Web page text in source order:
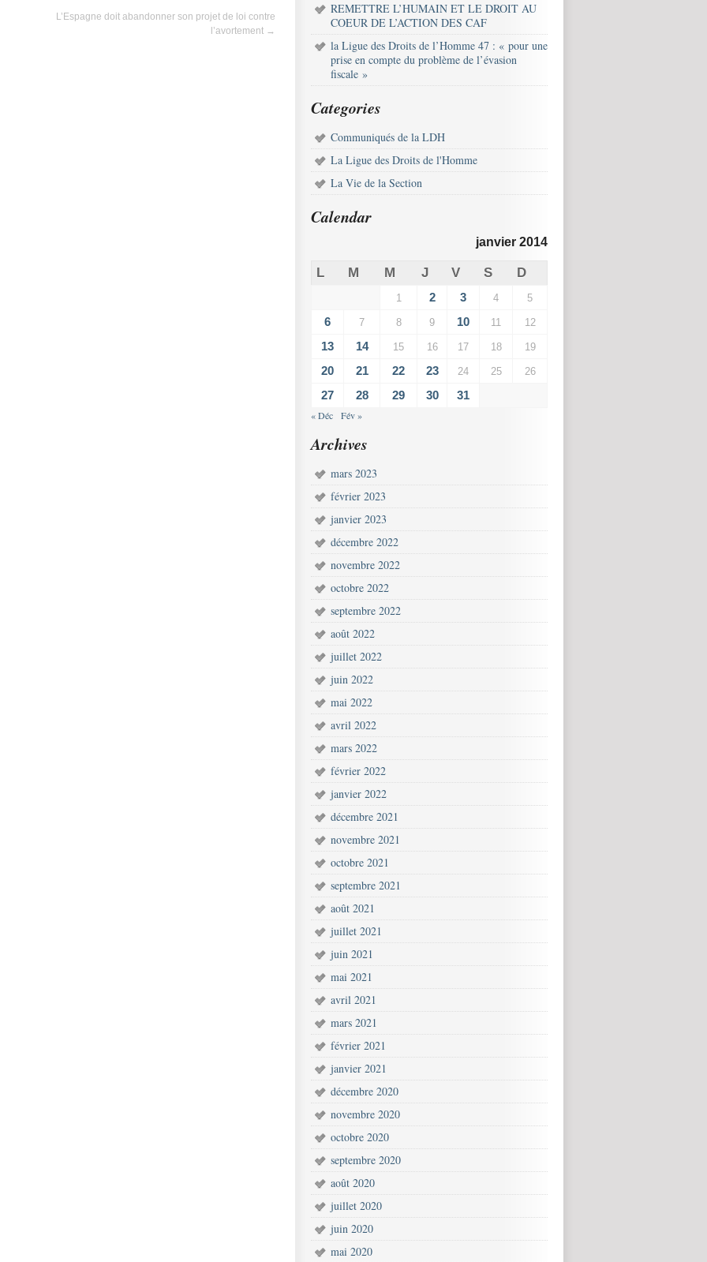
L’Espagne doit abandonner son projet de loi contre
l’avortement →
REMETTRE L’HUMAIN ET LE DROIT AU
COEUR DE L’ACTION DES CAF
la Ligue des Droits de l’Homme 47 : « pour une
prise en compte du problème de l’évasion
fiscale »
Categories
Communiqués de la LDH
La Ligue des Droits de l'Homme
La Vie de la Section
Calendar
janvier 2014
L M M J V S D
1 2 3 4 5
6 7 8 9 10 11 12
13 14 15 16 17 18 19
20 21 22 23 24 25 26
27 28 29 30 31
« Déc Fév »
Archives
mars 2023
février 2023
janvier 2023
décembre 2022
novembre 2022
octobre 2022
septembre 2022
août 2022
juillet 2022
juin 2022
mai 2022
avril 2022
mars 2022
février 2022
janvier 2022
décembre 2021
novembre 2021
octobre 2021
septembre 2021
août 2021
juillet 2021
juin 2021
mai 2021
avril 2021
mars 2021
février 2021
janvier 2021
décembre 2020
novembre 2020
octobre 2020
septembre 2020
août 2020
juillet 2020
juin 2020
mai 2020